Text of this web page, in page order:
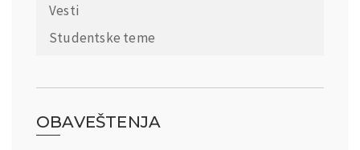
Vesti
Studentske teme
OBAVEŠTENJA